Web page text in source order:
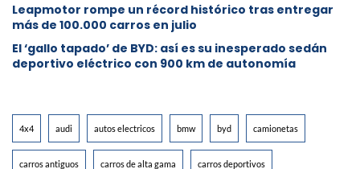
Leapmotor rompe un récord histórico tras entregar
más de 100.000 carros en julio
El ‘gallo tapado’ de BYD: así es su inesperado sedán
deportivo eléctrico con 900 km de autonomía
4x4 audi autos electricos bmw byd camionetas
carros antiguos carros de alta gama carros deportivos